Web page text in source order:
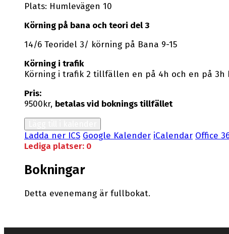
Plats: Humlevägen 10
Körning på bana och teori del 3
14/6 Teoridel 3/ körning på Bana 9-15
Körning i trafik
Körning i trafik 2 tillfällen en på 4h och en på
Pris:
9500kr, betalas vid boknings tillfället
Ladda ner ICS Google Kalender iCalendar Office
Lediga platser: 0
Bokningar
Detta evenemang är fullbokat.